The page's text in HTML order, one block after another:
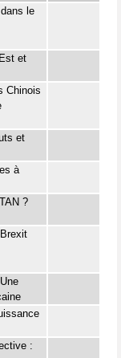
le
et
Chinois
et
à
?
: